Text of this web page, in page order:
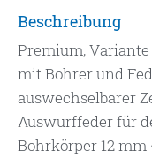
Beschreibung
Premium,
mit Bohrer und
auswechselbarer
Auswurffeder für
Bohrkörper 12